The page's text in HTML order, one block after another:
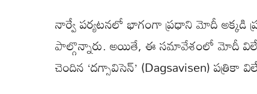
నార్వే పర్యటనలో భాగంగా ప్రధాని మోదీ
పాల్గొన్నారు. అయితే, ఈ సమావేశంలో మోదీ
చెందిన ‘దగ్సావిసెన్’ (Dagsavisen) పత్రికా